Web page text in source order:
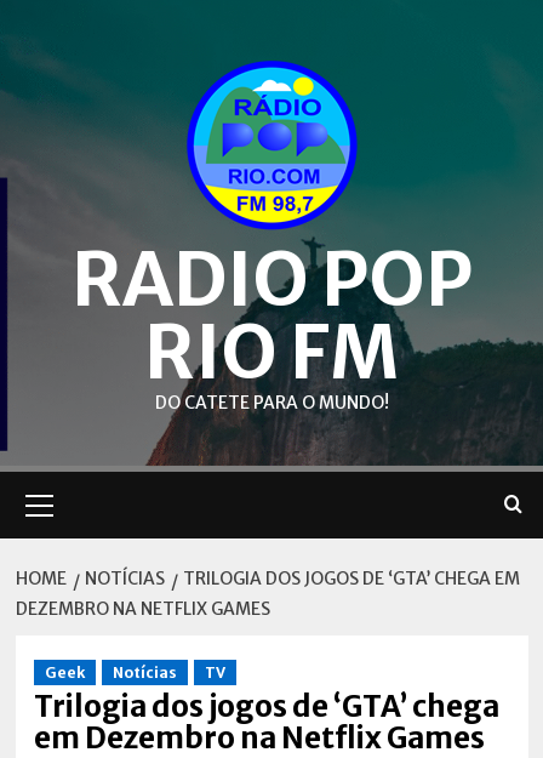
content
RADIO POP
RIO FM
DO CATETE PARA O MUNDO!
Menu
HOME NOTÍCIAS
TRILOGIA DOS JOGOS DE ‘GTA’ CHEGA EM
DEZEMBRO NA NETFLIX GAMES
Geek Notícias TV
Trilogia dos jogos de ‘GTA’ chega
em Dezembro na Netflix Games